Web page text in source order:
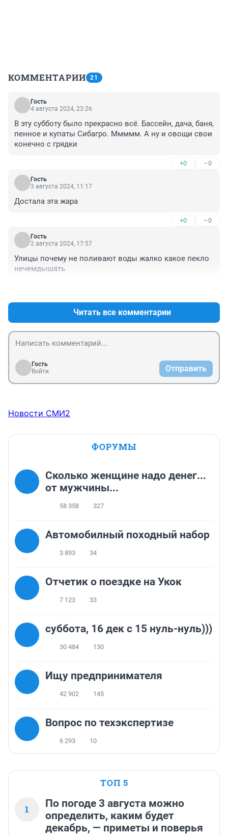
КОММЕНТАРИИ 21
Гость
4 августа 2024, 23:26
В эту субботу было прекрасно всё. Бассейн, дача, баня,
пенное и купаты Сибагро. Ммммм. А ну и овощи свои
конечно с грядки
+0 –0
Гость
3 августа 2024, 11:17
Достала эта жара
+0 –0
Гость
2 августа 2024, 17:57
Улицы почему не поливают воды жалко какое пекло
нечемдышать
Читать все комментарии
Гость
Войти
Отправить
Новости СМИ2
ФОРУМЫ
Сколько женщине надо денег...
от мужчины...
58 358 327
Автомобилный походный набор
3 893 34
Отчетик о поездке на Укок
7 123 33
суббота, 16 дек с 15 нуль-нуль)))
30 484 130
Ищу предпринимателя
42 902 145
Вопрос по техэкспертизе
6 293 10
ТОП 5
1
По погоде 3 августа можно
определить, каким будет
декабрь, — приметы и поверья